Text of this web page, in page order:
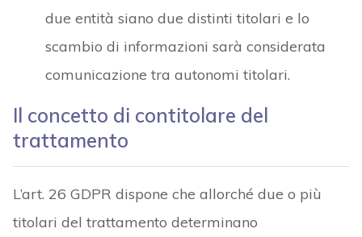
due entità siano due distinti titolari e lo
scambio di informazioni sarà considerata
comunicazione tra autonomi titolari.
Il concetto di contitolare del
trattamento
L’art. 26 GDPR dispone che allorché due o più
titolari del trattamento determinano